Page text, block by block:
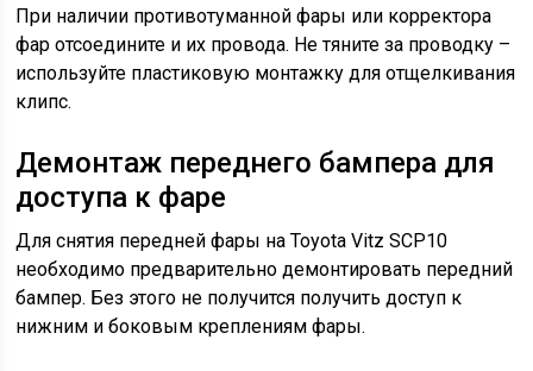
При наличии противотуманной фары или корректора
фар отсоедините и их провода. Не тяните за проводку –
используйте пластиковую монтажку для отщелкивания
клипс.
Демонтаж переднего бампера для
доступа к фаре
Для снятия передней фары на Toyota Vitz SCP10
необходимо предварительно демонтировать передний
бампер. Без этого не получится получить доступ к
нижним и боковым креплениям фары.